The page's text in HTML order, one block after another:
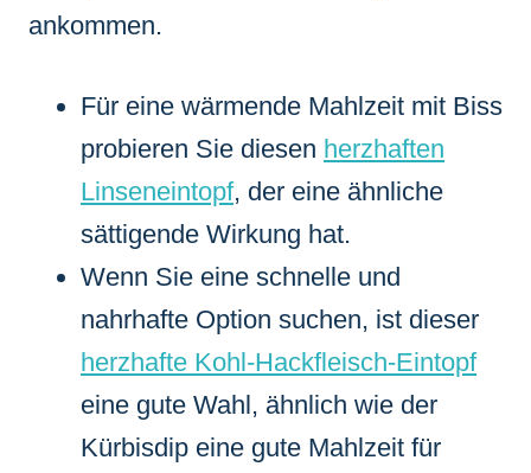
ankommen.
Für eine wärmende Mahlzeit mit Biss
probieren Sie diesen herzhaften
Linseneintopf, der eine ähnliche
sättigende Wirkung hat.
Wenn Sie eine schnelle und
nahrhafte Option suchen, ist dieser
herzhafte Kohl-Hackfleisch-Eintopf
eine gute Wahl, ähnlich wie der
Kürbisdip eine gute Mahlzeit für